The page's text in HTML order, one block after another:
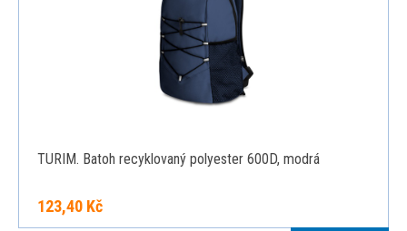
TURIM. Batoh recyklovaný polyester 600D, modrá
123,40 Kč